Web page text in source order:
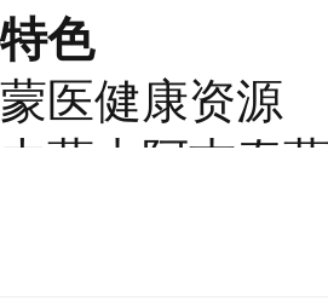
色
健康资源
古阿吉泰蒙
取科学健康